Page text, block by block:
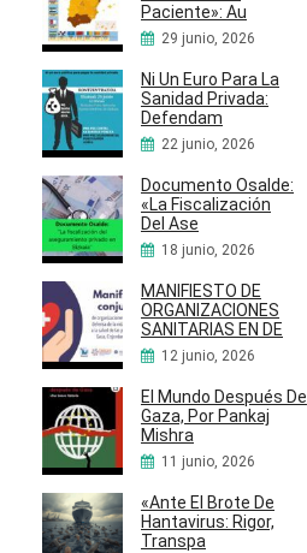
Paciente»: Au
29 junio, 2026
Ni Un Euro Para La
Sanidad Privada:
Defendam
22 junio, 2026
Documento Osalde:
«La Fiscalización
Del Ase
18 junio, 2026
MANIFIESTO DE
ORGANIZACIONES
SANITARIAS EN DE
12 junio, 2026
El Mundo Después De
Gaza, Por Pankaj
Mishra
11 junio, 2026
«Ante El Brote De
Hantavirus: Rigor,
Transpa